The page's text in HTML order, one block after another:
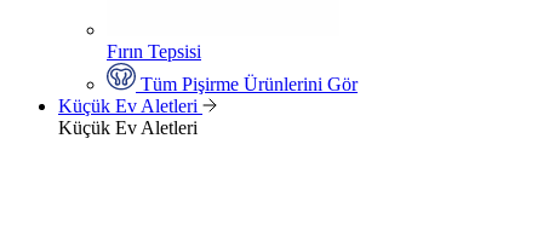
Fırın Tepsisi
Tüm Pişirme Ürünlerini Gör
Küçük Ev Aletleri
Küçük Ev Aletleri